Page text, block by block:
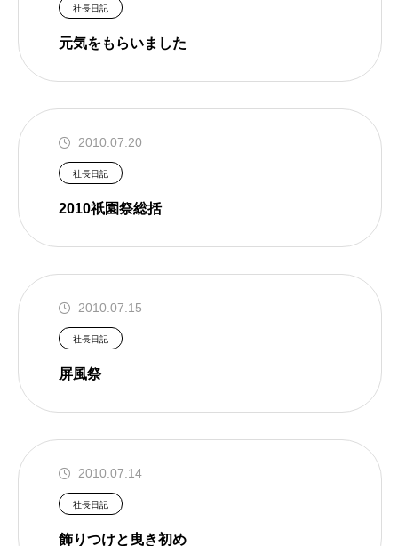
社長日記
元気をもらいました
2010.07.20
社長日記
2010祇園祭総括
2010.07.15
社長日記
屏風祭
2010.07.14
社長日記
飾りつけと曳き初め